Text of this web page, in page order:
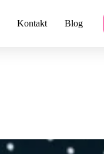
Kontakt Blog